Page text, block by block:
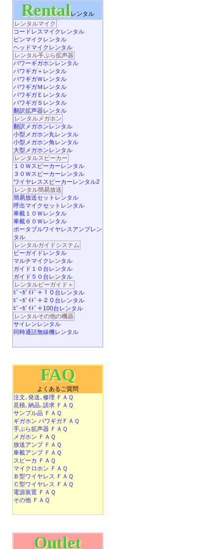
Rentalレンタル
レンタルマイク
コードレスマイクレンタル
ピンマイクレンタル
ヘッドマイクレンタル
レンタル手ぶら拡声器
パワーギガホンレンタル
パワギガ＋レンタル
パワギガＷレンタル
パワギガＭレンタル
パワギガＥレンタル
パワギガＳレンタル
翻訳拡声器レンタル
レンタルメガホン
翻訳メガホンレンタル
小型メガホン丸レンタル
小型メガホン角レンタル
大型メガホンレンタル
レンタルスピーカー
１０Ｗスピーカーレンタル
３０Ｗスピーカーレンタル
ワイヤレススピーカーレンタル2
レンタル簡易放送
簡易放送セットレンタル
呼出マイクセットレンタル
車載１０Ｗレンタル
車載６０Ｗレンタル
ポータブルワイヤレスアンプレン
タル
レンタルガイドシステム
ビーガイドレンタル
マルチマイクレンタル
ガイド１０台レンタル
ガイド５０台レンタル
レンタルビーガイド＋
ﾋﾞｰｶﾞｲﾄﾞ＋１０台レンタル
ﾋﾞｰｶﾞｲﾄﾞ＋２０台レンタル
ﾋﾞｰｶﾞｲﾄﾞ＋100台レンタル
レンタルその他の機器
サイレンレンタル
同時通話無線機レンタル
FAQ
よくあるご質問
注文､発送､修理 ＦＡＱ
見積､納品､請求 ＦＡＱ
サンプル品 ＦＡＱ
ギガホン パワギガＦＡＱ
手ぶら拡声器 ＦＡＱ
メガホン ＦＡＱ
放送アンプ ＦＡＱ
車載アンプ ＦＡＱ
スピーカ ＦＡＱ
マイクロホン ＦＡＱ
Ｂ型ワイヤレス ＦＡＱ
Ｃ型ワイヤレス ＦＡＱ
電源装置 ＦＡＱ
その他 ＦＡＱ
Outlet